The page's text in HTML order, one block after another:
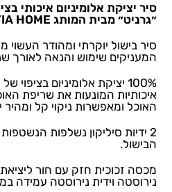
״גרניט״ מבית המותג VIA HOME.
סיר בישול יוקרתי ומהודר העשוי
המעניקים שימוש והנאה לאורך
100% יציקת אלומיניום
איכותיות המונעות את שריפת
האוכל ומאפשרות ניקוי קל
2 ידיות סיליקון נשלפות
הבישול.
מכסה זכוכית חזק עם חור
נירוסטה וידית נירוסטה עמידה